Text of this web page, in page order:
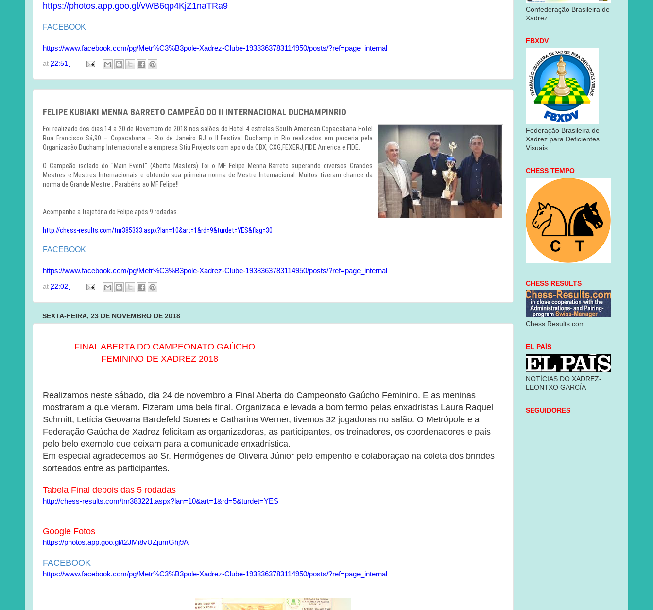
https://photos.app.goo.gl/vWB6qp4KjZ1naTRa9
FACEBOOK
https://www.facebook.com/pg/Metr%C3%B3pole-Xadrez-Clube-1938363783114950/posts/?ref=page_internal
at 22:51
FELIPE KUBIAKI MENNA BARRETO CAMPEÃO DO II INTERNACIONAL DUCHAMPINRIO
Foi realizado dos dias 14 a 20 de Novembro de 2018 nos salões do Hotel 4 estrelas South American Copacabana Hotel
Rua Francisco Sá,90 – Copacabana – Rio de Janeiro RJ o II Festival Duchamp in Rio realizados em parceria pela
Organização Duchamp Internacional e a empresa Stiu Projects com apoio da CBX, CXG,FEXERJ,FIDE America e FIDE.
O Campeão isolado do "Main Event" (Aberto Masters) foi o MF Felipe Menna Barreto superando diversos Grandes
Mestres e Mestres Internacionais e obtendo sua primeira norma de Mestre Internacional. Muitos tiveram chance da
norma de Grande Mestre . Parabéns ao MF Felipe!!
Acompanhe a trajetória do Felipe após 9 rodadas.
http://chess-results.com/tnr385333.aspx?lan=10&art=1&rd=9&turdet=YES&flag=30
FACEBOOK
https://www.facebook.com/pg/Metr%C3%B3pole-Xadrez-Clube-1938363783114950/posts/?ref=page_internal
at 22:02
SEXTA-FEIRA, 23 DE NOVEMBRO DE 2018
FINAL ABERTA DO CAMPEONATO GAÚCHO
FEMININO DE XADREZ 2018
Realizamos neste sábado, dia 24 de novembro a Final Aberta do Campeonato Gaúcho Feminino. E as meninas
mostraram a que vieram. Fizeram uma bela final. Organizada e levada a bom termo pelas enxadristas Laura Raquel
Schmitt, Letícia Geovana Bardefeld Soares e Catharina Werner, tivemos 32 jogadoras no salão. O Metrópole e a
Federação Gaúcha de Xadrez felicitam as organizadoras, as participantes, os treinadores, os coordenadores e pais
pelo belo exemplo que deixam para a comunidade enxadrística.
Em especial agradecemos ao Sr. Hermógenes de Oliveira Júnior pelo empenho e colaboração na coleta dos brindes
sorteados entre as participantes.
Tabela Final depois das 5 rodadas
http://chess-results.com/tnr383221.aspx?lan=10&art=1&rd=5&turdet=YES
Google Fotos
https://photos.app.goo.gl/t2JMi8vUZjumGhj9A
FACEBOOK
https://www.facebook.com/pg/Metr%C3%B3pole-Xadrez-Clube-1938363783114950/posts/?ref=page_internal
Confederação Brasileira de
Xadrez
FBXDV
Federação Brasileira de
Xadrez para Deficientes
Visuais
CHESS TEMPO
CHESS RESULTS
Chess Results.com
EL PAÍS
NOTÍCIAS DO XADREZ-
LEONTXO GARCÍA
SEGUIDORES